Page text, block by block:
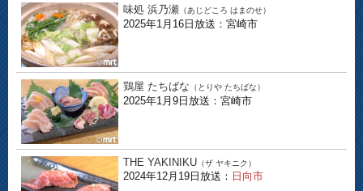
味処 浜乃瀬 （あじどころ はまのせ）
2025年1月16日放送：宮崎市
鶏屋 たちばな （とりや たちばな）
2025年1月9日放送：宮崎市
THE YAKINIKU （ザ ヤキニク）
2024年12月19日放送： 日向市